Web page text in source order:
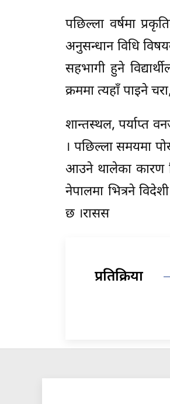
पछिल्ला वर्षमा
अनुसन्धान विधि
सहभागी हुने
क्रममा त्यहाँ पाइने
शान्तस्थल, पर्याप्त
। पछिल्ला समयमा
आउने थालेका कारण
नेपालमा भित्रने
छ ।रासस
प्रतिक्रिया